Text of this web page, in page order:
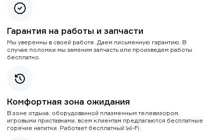
Гарантия на работы и запчасти
Мы уверенны в своей работе. Даем письменную гарантию. В
случае поломки мы заменим запчасть или произведем работы
бесплатно.
Комфортная зона ожидания
В зоне отдыха, оборудованной плазменным телевизором,
игровыми приставками, всем клиентам предлагаются бесплатные
горячие напитки. Работает бесплатный Wi-Fi.